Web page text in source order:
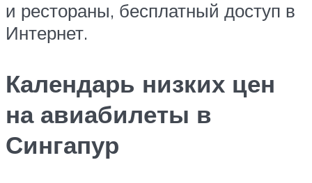
и рестораны, бесплатный доступ в
Интернет.
Календарь низких цен
на авиабилеты в
Сингапур